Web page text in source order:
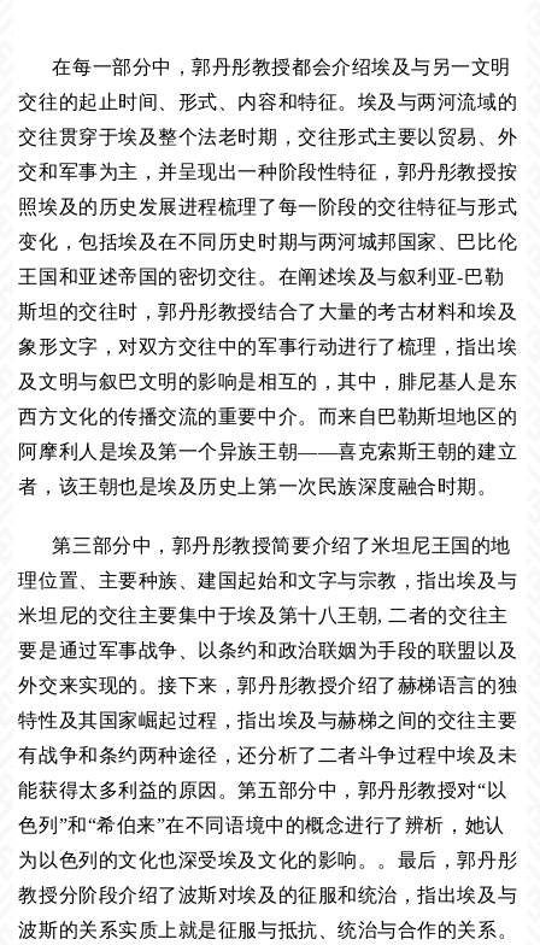
在每一部分中，郭丹彤教授都会介绍埃及与另一文明
交往的起止时间、形式、内容和特征。埃及与两河流域的
交往贯穿于埃及整个法老时期，交往形式主要以贸易、外
交和军事为主，并呈现出一种阶段性特征，郭丹彤教授按
照埃及的历史发展进程梳理了每一阶段的交往特征与形式
变化，包括埃及在不同历史时期与两河城邦国家、巴比伦
王国和亚述帝国的密切交往。在阐述埃及与叙利亚-巴勒
斯坦的交往时，郭丹彤教授结合了大量的考古材料和埃及
象形文字，对双方交往中的军事行动进行了梳理，指出埃
及文明与叙巴文明的影响是相互的，其中，腓尼基人是东
西方文化的传播交流的重要中介。而来自巴勒斯坦地区的
阿摩利人是埃及第一个异族王朝——喜克索斯王朝的建立
者，该王朝也是埃及历史上第一次民族深度融合时期。
第三部分中，郭丹彤教授简要介绍了米坦尼王国的地
理位置、主要种族、建国起始和文字与宗教，指出埃及与
米坦尼的交往主要集中于埃及第十八王朝, 二者的交往主
要是通过军事战争、以条约和政治联姻为手段的联盟以及
外交来实现的。接下来，郭丹彤教授介绍了赫梯语言的独
特性及其国家崛起过程，指出埃及与赫梯之间的交往主要
有战争和条约两种途径，还分析了二者斗争过程中埃及未
能获得太多利益的原因。第五部分中，郭丹彤教授对“以
色列”和“希伯来”在不同语境中的概念进行了辨析，她认
为以色列的文化也深受埃及文化的影响。。最后，郭丹彤
教授分阶段介绍了波斯对埃及的征服和统治，指出埃及与
波斯的关系实质上就是征服与抵抗、统治与合作的关系。